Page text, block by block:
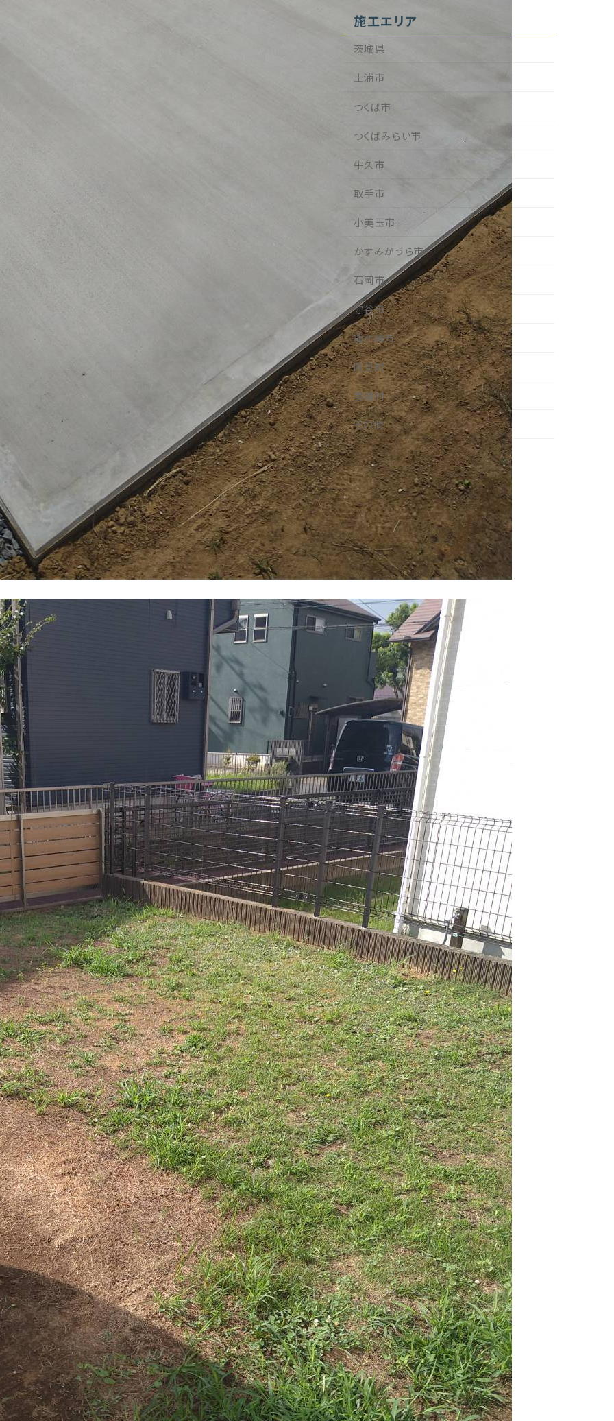
施工エリア
茨城県
土浦市
つくば市
つくばみらい市
牛久市
取手市
小美玉市
かすみがうら市
石岡市
守谷市
龍ケ崎市
阿見町
美浦村
その他